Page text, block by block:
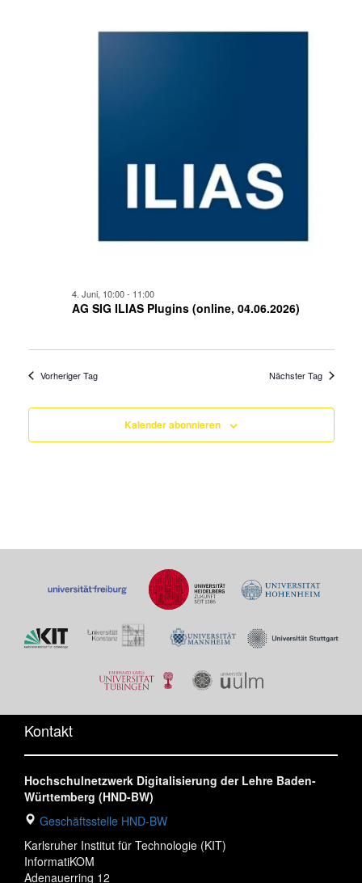
AG SIG ILIAS Plugins (online, 04.06.2026)
4. Juni, 10:00- 11:00
Vorheriger Tag Nächster Tag
Kalender abonnieren
Kontakt
Hochschulnetzwerk Digitalisierung der Lehre Baden-
Württemberg (HND-BW)
Geschäftsstelle HND-BW
Karlsruher Institut für Technologie (KIT)
InformatiKOM
Adenauerring 12